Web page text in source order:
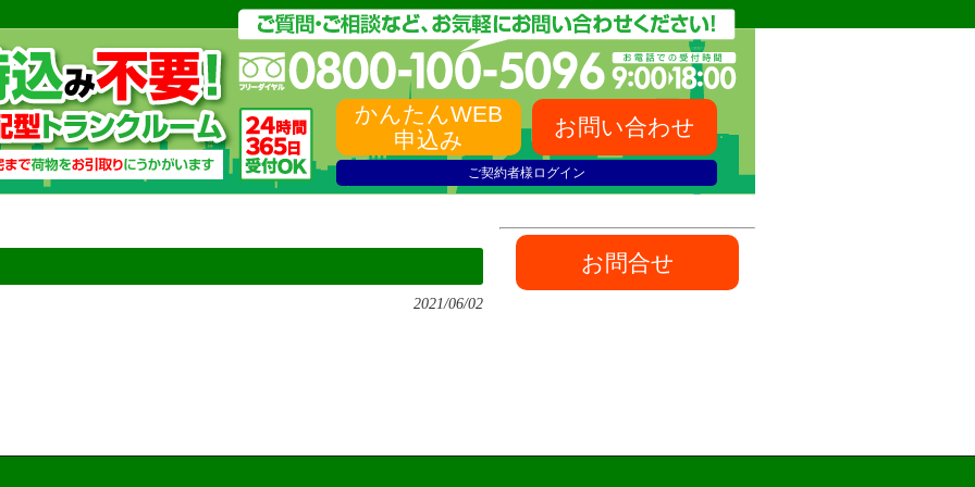
かんたんWEB
申込み
お問い合わせ
ご契約者様ログイン
2021/06/02
お問合せ